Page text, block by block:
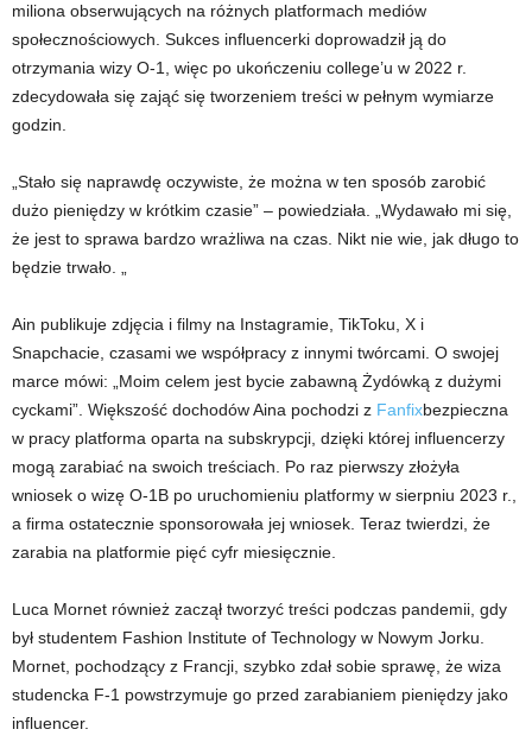
miliona obserwujących na różnych platformach mediów
społecznościowych. Sukces influencerki doprowadził ją do
otrzymania wizy O-1, więc po ukończeniu college’u w 2022 r.
zdecydowała się zająć się tworzeniem treści w pełnym wymiarze
godzin.
„Stało się naprawdę oczywiste, że można w ten sposób zarobić
dużo pieniędzy w krótkim czasie” – powiedziała. „Wydawało mi się,
że jest to sprawa bardzo wrażliwa na czas. Nikt nie wie, jak długo to
będzie trwało. „
Ain publikuje zdjęcia i filmy na Instagramie, TikToku, X i
Snapchacie, czasami we współpracy z innymi twórcami. O swojej
marce mówi: „Moim celem jest bycie zabawną Żydówką z dużymi
cyckami”. Większość dochodów Aina pochodzi z Fanfixbezpieczna
w pracy platforma oparta na subskrypcji, dzięki której influencerzy
mogą zarabiać na swoich treściach. Po raz pierwszy złożyła
wniosek o wizę O-1B po uruchomieniu platformy w sierpniu 2023 r.,
a firma ostatecznie sponsorowała jej wniosek. Teraz twierdzi, że
zarabia na platformie pięć cyfr miesięcznie.
Luca Mornet również zaczął tworzyć treści podczas pandemii, gdy
był studentem Fashion Institute of Technology w Nowym Jorku.
Mornet, pochodzący z Francji, szybko zdał sobie sprawę, że wiza
studencka F-1 powstrzymuje go przed zarabianiem pieniędzy jako
influencer.